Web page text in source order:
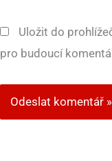
Uložit do
pro budoucí